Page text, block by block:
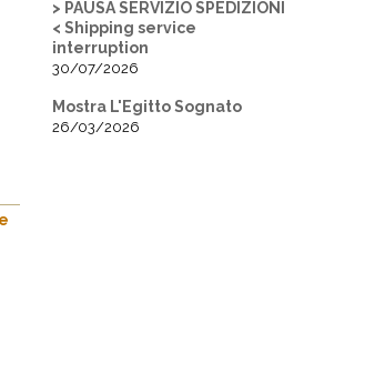
Biblioteca cantonale di Bellinzona,
Corte esternaViale Stefano Franscini
30A - Bellinzona (Svizzera)
> PAUSA SERVIZIO SPEDIZIONI
< Shipping service
interruption
30/07/2026
Mostra L'Egitto Sognato
26/03/2026